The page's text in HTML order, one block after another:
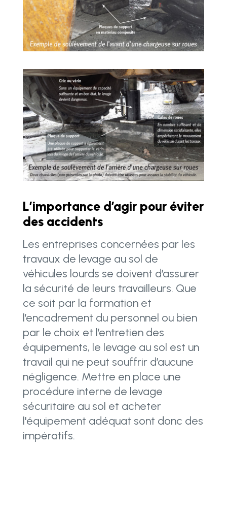
L’importance d’agir pour éviter
des accidents
Les entreprises concernées par les
travaux de levage au sol de
véhicules lourds se doivent d’assurer
la sécurité de leurs travailleurs. Que
ce soit par la formation et
l’encadrement du personnel ou bien
par le choix et l’entretien des
équipements, le levage au sol est un
travail qui ne peut souffrir d’aucune
négligence. Mettre en place une
procédure interne de levage
sécuritaire au sol et acheter
l'équipement adéquat sont donc des
impératifs.